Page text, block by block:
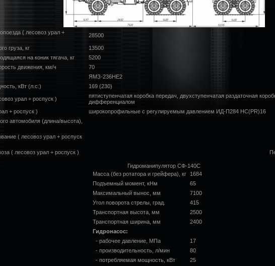
( лесовоз урал +
28500
груза, кг
13500
на коник тягача, кг
5200
движения, км/ч
70
ЯМЗ-236НЕ2
кВт (л.с.)
169 (230)
урал + роспуск )
пятиступенчатая коробка передач, двухступенчатая раздаточная
дифференциалом
+ роспуск )
широкопрофильные с регулируемым давлением ИД-П284 НС(PR)16
автомобиля (длина/высота),
( лесовоз урал + роспуск
( лесовоз урал + роспуск )
Гидроманипулятор СФ-140С
Масса (без ротатора и грейфера), кг
1684
Подъемный момент, кНм
65
Максимальный вынос, мм
7100
Угол поворота стрелы, град.
415
Транспортная высота, мм
2500
Транспортная ширина, мм
2400
Гидронасос:
- рабочее давление, МПа
17
- производительность, л/мин
80
- потребляемая мощность, кВт
25